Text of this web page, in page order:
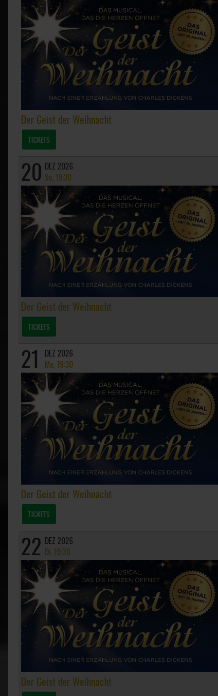
Der Geist der Weihnacht
TICKETS
20 DEZ 2026
So, 19:30
Der Geist der Weihnacht
TICKETS
21
DEZ 2026
Mo, 19:30
Der Geist der Weihnacht
TICKETS
22 DEZ 2026
Di, 19:30
Der Geist der Weihnacht